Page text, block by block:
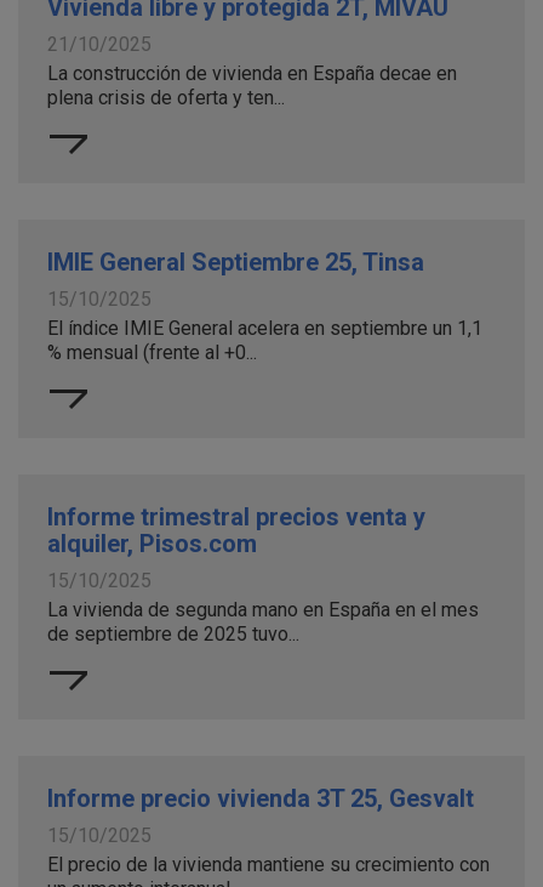
Vivienda libre y protegida 2T, MIVAU
21/10/2025
La construcción de vivienda en España decae en
plena crisis de oferta y ten...
IMIE General Septiembre 25, Tinsa
15/10/2025
El índice IMIE General acelera en septiembre un 1,1
% mensual (frente al +0...
Informe trimestral precios venta y
alquiler, Pisos.com
15/10/2025
La vivienda de segunda mano en España en el mes
de septiembre de 2025 tuvo...
Informe precio vivienda 3T 25, Gesvalt
15/10/2025
El precio de la vivienda mantiene su crecimiento con